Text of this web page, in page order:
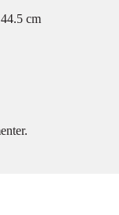
cm